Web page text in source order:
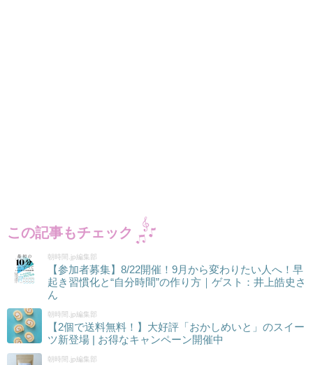
この記事もチェック
朝時間.jp編集部
【参加者募集】8/22開催！9月から変わりたい人へ！早
起き習慣化と“自分時間”の作り方｜ゲスト：井上皓史さ
ん
朝時間.jp編集部
【2個で送料無料！】大好評「おかしめいと」のスイー
ツ新登場 | お得なキャンペーン開催中
朝時間.jp編集部